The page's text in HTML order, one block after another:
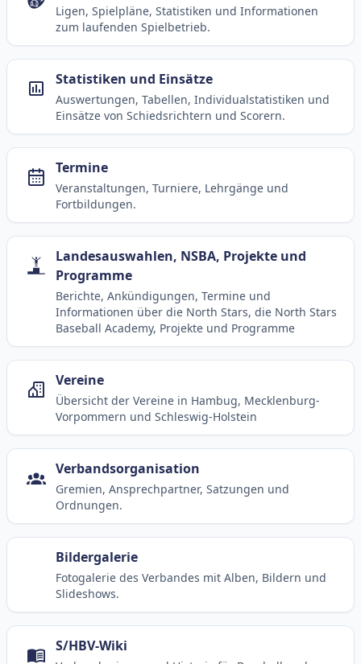
Ligen, Spielpläne, Statistiken und Informationen
zum laufenden Spielbetrieb.
Statistiken und Einsätze
Auswertungen, Tabellen, Individualstatistiken und
Einsätze von Schiedsrichtern und Scorern.
Termine
Veranstaltungen, Turniere, Lehrgänge und
Fortbildungen.
Landesauswahlen, NSBA, Projekte und
Programme
Berichte, Ankündigungen, Termine und
Informationen über die North Stars, die North Stars
Baseball Academy, Projekte und Programme
Vereine
Übersicht der Vereine in Hambug, Mecklenburg-
Vorpommern und Schleswig-Holstein
Verbandsorganisation
Gremien, Ansprechpartner, Satzungen und
Ordnungen.
Bildergalerie
Fotogalerie des Verbandes mit Alben, Bildern und
Slideshows.
S/HBV-Wiki